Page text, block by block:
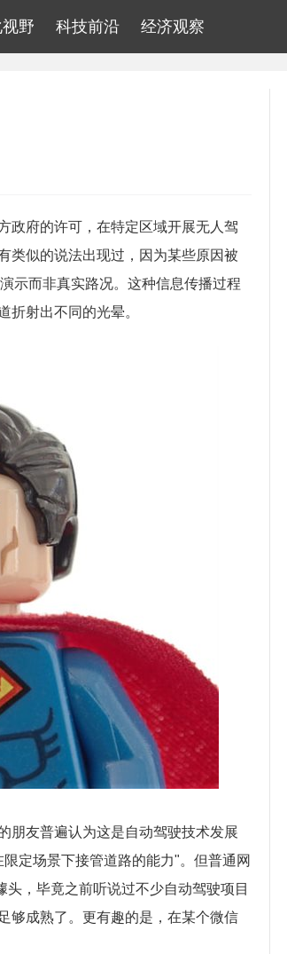
野 科技前沿 经济观察
政府的许可，在特定区域开展无人驾
似的说法出现过，因为某些原因被
示而非真实路况。这种信息传播过程
折射出不同的光晕。
朋友普遍认为这是自动驾驶技术发展
定场景下接管道路的能力"。但普通网
，毕竟之前听说过不少自动驾驶项目
够成熟了。更有趣的是，在某个微信